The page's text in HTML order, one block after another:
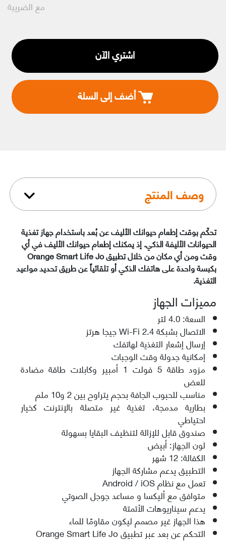
مع الضريبة
أضف إلى السلة
اشتري الآن
تحكّم بوقت إطعام حيوانك الأليف عن بُعد باستخدام جهاز تغذية
الحيوانات الأليفة الذكي. إذ يمكنك إطعام حيوانك الأليف في أي
وقت ومن أي مكان من خلال تطبيق Orange Smart Life Jo
بكبسة واحدة على هاتفك الذكي أو تلقائياً عن طريق تحديد مواعيد
التغذية.
مميزات الجهاز
السعة: 4.0 لتر
الاتصال بشبكة Wi-Fi 2.4 جيجا هرتز
إرسال إشعار التغذية لهاتفك
إمكانية جدولة وقت الوجبات
مزود طاقة 5 فولت 1 أمبير وكابلات طاقة مضادة
للعض
مناسب للحبوب الجافة بحجم يتراوح بين 2 و10 ملم
بطارية مدمجة، تغذية غير متصلة بالإنترنت كخيار
احتياطي
صندوق قابل للإزالة لتنظيف البقايا بسهولة
لون الجهاز: أبيض
الكفالة: 12 شهر
التطبيق يدعم مشاركة الجهاز
تعمل مع نظام Android / iOS
متوافق مع أليكسا و مساعد جوجل الصوتي
يدعم سيناريوهات الأتمتة
هذا الجهاز غير مصمم ليكون مقاومًا للماء
التحكم عن بعد عبر تطبيق Orange Smart Life Jo